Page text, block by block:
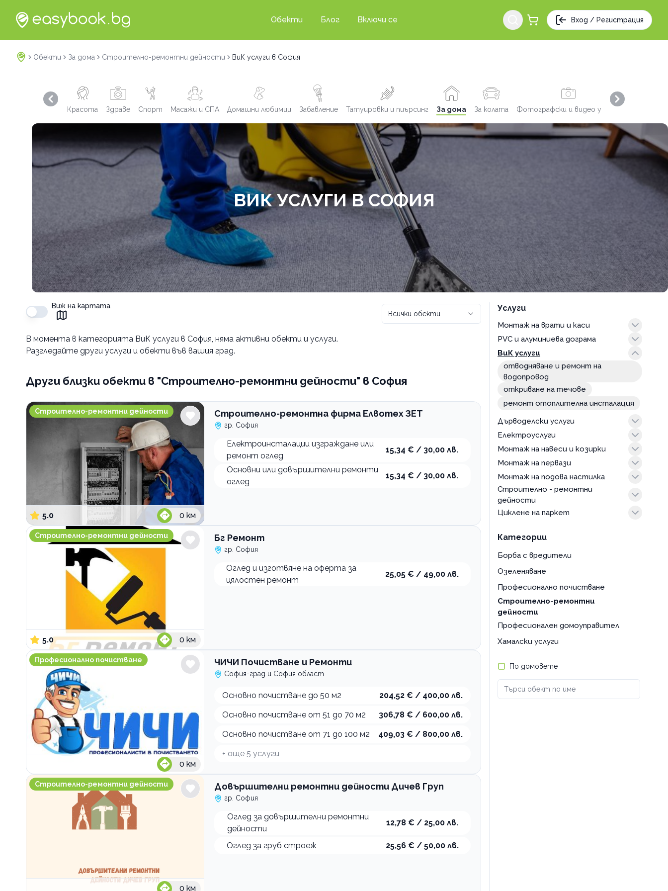
Обекти Блог Включи се Вход / Регистрация
Обекти За дома Строително-ремонтни дейности ВиК услуги в София
Красота Здраве Спорт Масажи и СПА Домашни любимци Забавление Татуировки и пиърсинг За дома За колата Фотографски и видео услуги
Previous slide Next slide
ВИК УСЛУГИ В СОФИЯ
Виж на картата
Всички обекти
В момента в категорията ВиК услуги в София, няма активни обекти и услуги.
Разгледайте други услуги и обекти във вашия град.
Други близки обекти в "Строително-ремонтни дейности" в София
Строително-ремонтна фирма Елвотех ЗЕТ
Строително-ремонтни дейности
5.0 0 км
Строително-ремонтна фирма Елвотех ЗЕТ
гр. София
Електроинсталации изграждане или
ремонт оглед
15,34 € / 30,00 лв.
Основни или довършителни ремонти
оглед
15,34 € / 30,00 лв.
Бг Ремонт
Строително-ремонтни дейности
5.0 0 км
Бг Ремонт
гр. София
Оглед и изготвяне на оферта за
цялостен ремонт
25,05 € / 49,00 лв.
ЧИЧИ Почистване и Ремонти
Професионално почистване
0 км
ЧИЧИ Почистване и Ремонти
София-град и София област
Основно почистване до 50 м2 204,52 € / 400,00 лв.
Основно почистване от 51 до 70 м2 306,78 € / 600,00 лв.
Основно почистване от 71 до 100 м2 409,03 € / 800,00 лв.
+ още 5 услуги
Довършителни ремонтни дейности Дичев Груп
Строително-ремонтни дейности
0 км
Довършителни ремонтни дейности Дичев Груп
гр. София
Оглед за довършителни ремонтни
дейности
12,78 € / 25,00 лв.
Оглед за груб строеж 25,56 € / 50,00 лв.
Услуги
Mонтаж на врати и каси
интериорни
PVC и алуминиева дограма
консултация
ВиК услуги
отводняване и ремонт на
водопровод
откриване на течове
ремонт отоплителна инсталация
Дърводелски услуги
изработка на мебели, навеси и
беседки
Електроуслуги
изграждане и поддръжка на
електроинсталации
Монтаж на навеси и козирки
оглед
Монтаж на первази
дървени
подови
Монтаж на подова настилка
PVC настилка
монтаж на ламинат
монтаж на паркет
Строително - ремонтни
дейности
външни ремонти и строителство
оглед
основен ремонт
парапети, метални огради,
портали
Циклене на паркет
Категории
Борба с вредители
Озеленяване
Професионално почистване
Строително-ремонтни
дейности
Професионален домоуправител
Хамалски услуги
По домовете